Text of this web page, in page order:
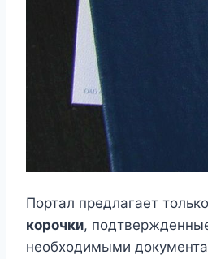
Портал предлагает только
корочки,
необходимыми